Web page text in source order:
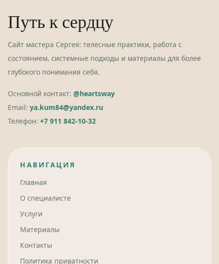
Путь к сердцу
Сайт мастера Сергея: телесные практики, работа с
состоянием, системные подходы и материалы для более
глубокого понимания себя.
Основной контакт: @heartsway
Email: ya.kum84@yandex.ru
Телефон: +7 911 842-10-32
НАВИГАЦИЯ
Главная
О специалисте
Услуги
Материалы
Контакты
Политика приватности